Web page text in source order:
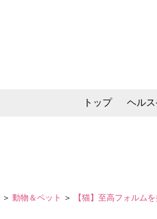
トップ ヘル
＞ 動物＆ペット ＞ 【猫】至高フォルム